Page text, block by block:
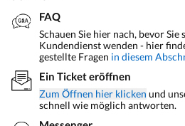
FAQ
Schauen Sie hier nach, bevor Sie
Kundendienst wenden - hier
gestellte Fragen in diesem
Ein Ticket eröffnen
Zum Öffnen hier klicken und
schnell wie möglich antworten.